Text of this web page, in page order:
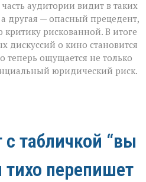
аудитории видит в таких
другая — опасный прецедент,
рискованной. В итоге
дискуссий о кино становится
теперь ощущается не только
юридический риск.
табличкой “вы
перепишет